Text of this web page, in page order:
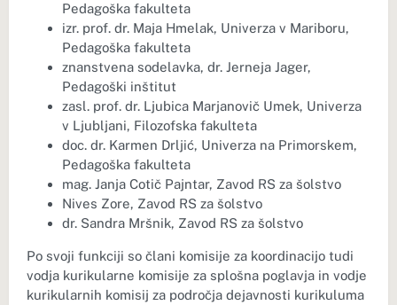
Pedagoška fakulteta
izr. prof. dr. Maja Hmelak, Univerza v Mariboru,
Pedagoška fakulteta
znanstvena sodelavka, dr. Jerneja Jager,
Pedagoški inštitut
zasl. prof. dr. Ljubica Marjanovič Umek, Univerza
v Ljubljani, Filozofska fakulteta
doc. dr. Karmen Drljić, Univerza na Primorskem,
Pedagoška fakulteta
mag. Janja Cotič Pajntar, Zavod RS za šolstvo
Nives Zore, Zavod RS za šolstvo
dr. Sandra Mršnik, Zavod RS za šolstvo
Po svoji funkciji so člani komisije za koordinacijo tudi
vodja kurikularne komisije za splošna poglavja in vodje
kurikularnih komisij za področja dejavnosti kurikuluma